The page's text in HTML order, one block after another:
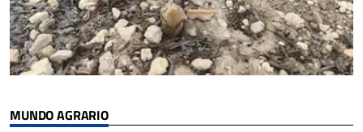
MUNDO AGRARIO